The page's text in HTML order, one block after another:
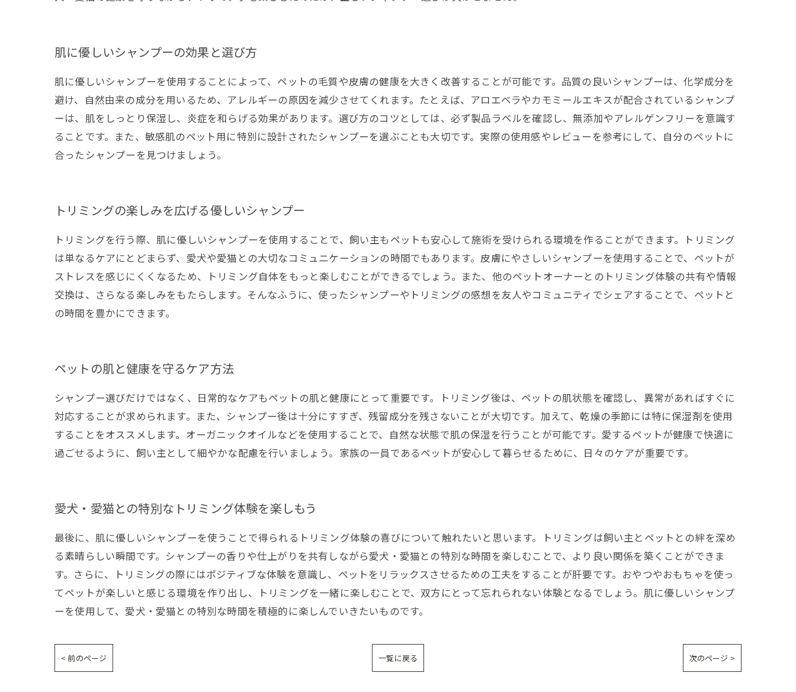
肌に優しいシャンプーの効果と選び方
肌に優しいシャンプーを使用することによって、ペットの毛質や皮膚の健康を大きく改善することが可能です。品質の良いシャンプーは、化学成分を
避け、自然由来の成分を用いるため、アレルギーの原因を減少させてくれます。たとえば、アロエベラやカモミールエキスが配合されているシャンプ
ーは、肌をしっとり保湿し、炎症を和らげる効果があります。選び方のコツとしては、必ず製品ラベルを確認し、無添加やアレルゲンフリーを意識す
ることです。また、敏感肌のペット用に特別に設計されたシャンプーを選ぶことも大切です。実際の使用感やレビューを参考にして、自分のペットに
合ったシャンプーを見つけましょう。
トリミングの楽しみを広げる優しいシャンプー
トリミングを行う際、肌に優しいシャンプーを使用することで、飼い主もペットも安心して施術を受けられる環境を作ることができます。トリミング
は単なるケアにとどまらず、愛犬や愛猫との大切なコミュニケーションの時間でもあります。皮膚にやさしいシャンプーを使用することで、ペットが
ストレスを感じにくくなるため、トリミング自体をもっと楽しむことができるでしょう。また、他のペットオーナーとのトリミング体験の共有や情報
交換は、さらなる楽しみをもたらします。そんなふうに、使ったシャンプーやトリミングの感想を友人やコミュニティでシェアすることで、ペットと
の時間を豊かにできます。
ペットの肌と健康を守るケア方法
シャンプー選びだけではなく、日常的なケアもペットの肌と健康にとって重要です。トリミング後は、ペットの肌状態を確認し、異常があればすぐに
対応することが求められます。また、シャンプー後は十分にすすぎ、残留成分を残さないことが大切です。加えて、乾燥の季節には特に保湿剤を使用
することをオススメします。オーガニックオイルなどを使用することで、自然な状態で肌の保湿を行うことが可能です。愛するペットが健康で快適に
過ごせるように、飼い主として細やかな配慮を行いましょう。家族の一員であるペットが安心して暮らせるために、日々のケアが重要です。
愛犬・愛猫との特別なトリミング体験を楽しもう
最後に、肌に優しいシャンプーを使うことで得られるトリミング体験の喜びについて触れたいと思います。トリミングは飼い主とペットとの絆を深め
る素晴らしい瞬間です。シャンプーの香りや仕上がりを共有しながら愛犬・愛猫との特別な時間を楽しむことで、より良い関係を築くことができま
す。さらに、トリミングの際にはポジティブな体験を意識し、ペットをリラックスさせるための工夫をすることが肝要です。おやつやおもちゃを使っ
てペットが楽しいと感じる環境を作り出し、トリミングを一緒に楽しむことで、双方にとって忘れられない体験となるでしょう。肌に優しいシャンプ
ーを使用して、愛犬・愛猫との特別な時間を積極的に楽しんでいきたいものです。
< 前のページ 一覧に戻る 次のページ >